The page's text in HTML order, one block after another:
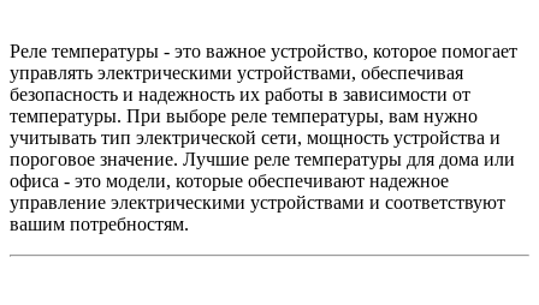
Реле температуры - это важное устройство, которое помогает
управлять электрическими устройствами, обеспечивая
безопасность и надежность их работы в зависимости от
температуры. При выборе реле температуры, вам нужно
учитывать тип электрической сети, мощность устройства и
пороговое значение. Лучшие реле температуры для дома или
офиса - это модели, которые обеспечивают надежное
управление электрическими устройствами и соответствуют
вашим потребностям.